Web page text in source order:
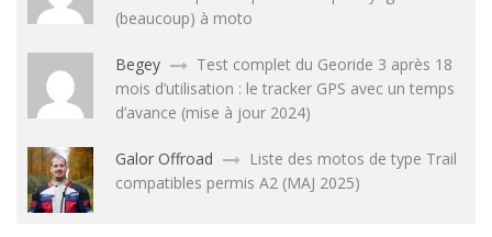
(beaucoup) à moto
Begey
Test complet du Georide 3 après 18
mois d’utilisation : le tracker GPS avec un temps
d’avance (mise à jour 2024)
Galor Offroad
Liste des motos de type Trail
compatibles permis A2 (MAJ 2025)